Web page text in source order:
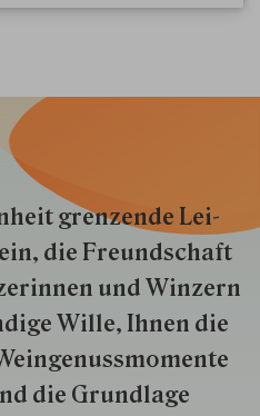
gren­zende Lei­
die Freund­schaft
und Win­zern
Wille, Ihnen die
die Grund­lage